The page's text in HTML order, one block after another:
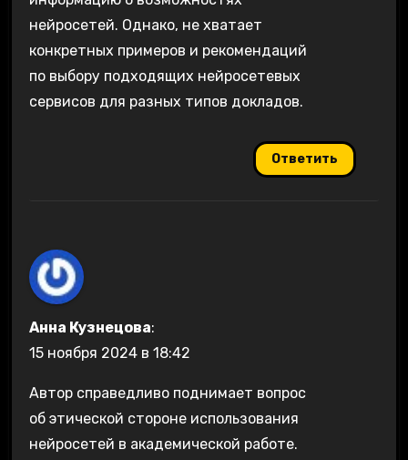
нейросетей. Однако, не хватает
конкретных примеров и рекомендаций
по выбору подходящих нейросетевых
сервисов для разных типов докладов.
Ответить
Анна Кузнецова:
15 ноября 2024 в 18:42
Автор справедливо поднимает вопрос
об этической стороне использования
нейросетей в академической работе.